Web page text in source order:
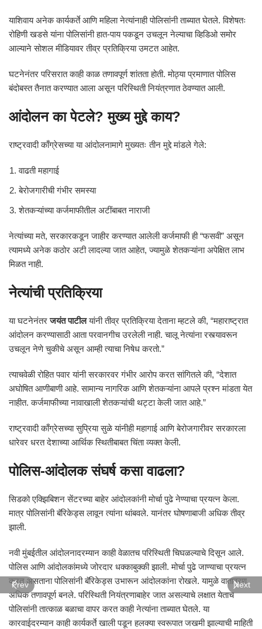
याशिवाय अनेक कार्यकर्ते आणि महिला नेत्यांनाही पोलिसांनी ताब्यात घेतले. विशेषतः
रोहिणी खडसे यांना पोलिसांनी हात-पाय पकडून उचलून नेल्याचा व्हिडिओ समोर
आल्याने सोशल मीडियावर तीव्र प्रतिक्रिया उमटत आहेत.
घटनेनंतर परिसरात काही काळ तणावपूर्ण शांतता होती. मोठ्या प्रमाणात पोलिस
बंदोबस्त तैनात करण्यात आला असून परिस्थिती नियंत्रणात ठेवण्यात आली.
आंदोलन का पेटले? मुख्य मुद्दे काय?
राष्ट्रवादी काँग्रेसच्या या आंदोलनामागे मुख्यतः तीन मुद्दे मांडले गेले:
वाढती महागाई
बेरोजगारीची गंभीर समस्या
शेतकऱ्यांच्या कर्जमाफीतील अटींबाबत नाराजी
नेत्यांच्या मते, सरकारकडून जाहीर करण्यात आलेली कर्जमाफी ही “फसवी” असून
त्यामध्ये अनेक कठोर अटी लादल्या जात आहेत, ज्यामुळे शेतकऱ्यांना अपेक्षित लाभ
मिळत नाही.
नेत्यांची प्रतिक्रिया
या घटनेनंतरजयंत पाटीलयांनी तीव्र प्रतिक्रिया देताना म्हटले की, “महाराष्ट्रात
आंदोलन करण्यासाठी आता परवानगीच उरलेली नाही. चालू नेत्यांना रस्त्यावरून
उचलून नेणे चुकीचे असून आम्ही त्याचा निषेध करतो.”
त्याचवेळी रोहित पवार यांनी सरकारवर गंभीर आरोप करत सांगितले की, “देशात
अघोषित आणीबाणी आहे. सामान्य नागरिक आणि शेतकऱ्यांना आपले प्रश्न मांडता येत
नाहीत. कर्जमाफीच्या नावाखाली शेतकऱ्यांची थट्टा केली जात आहे.”
राष्ट्रवादी काँग्रेसच्या सुप्रिया सुळे यांनीही महागाई आणि बेरोजगारीवर सरकारला
धारेवर धरत देशाच्या आर्थिक स्थितीबाबत चिंता व्यक्त केली.
पोलिस-आंदोलक संघर्ष कसा वाढला?
सिडको एक्झिबिशन सेंटरच्या बाहेर आंदोलकांनी मोर्चा पुढे नेण्याचा प्रयत्न केला.
मात्र पोलिसांनी बॅरिकेड्स लावून त्यांना थांबवले. यानंतर घोषणाबाजी अधिक तीव्र
झाली.
नवी मुंबईतील आंदोलनादरम्यान काही वेळातच परिस्थिती चिघळल्याचे दिसून आले.
पोलिस आणि आंदोलकांमध्ये जोरदार धक्काबुक्की झाली. मोर्चा पुढे जाण्याचा प्रयत्न
करत असताना पोलिसांनी बॅरिकेड्स उभारून आंदोलकांना रोखले. यामुळे वातावरण
अधिक तणावपूर्ण बनले. परिस्थिती नियंत्रणाबाहेर जात असल्याचे लक्षात येताच
पोलिसांनी तात्काळ बळाचा वापर करत काही नेत्यांना ताब्यात घेतले. या
कारवाईदरम्यान काही कार्यकर्ते खाली पडून हलक्या स्वरूपात जखमी झाल्याची माहिती
Prev Next